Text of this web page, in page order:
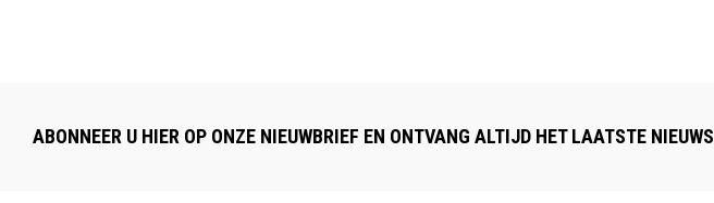
ABONNEER U HIER OP ONZE NIEUWBRIEF EN ONTVANG ALTIJD HET LAATSTE NIEUWS